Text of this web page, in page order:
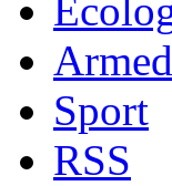
Sport
RSS